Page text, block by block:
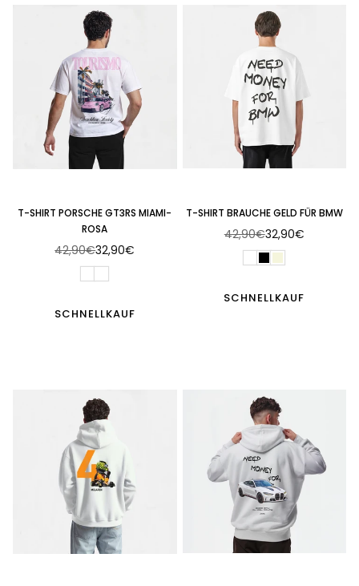
T-SHIRT PORSCHE GT3RS MIAMI-
ROSA
Normaler
42,90€32,90€
SCHNELLKAUF
T-SHIRT BRAUCHE GELD FÜR BMW
Normaler
Preis
42,90€32,90€
SCHNELLKAUF